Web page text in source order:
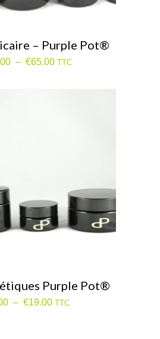
– Purple Pot®
– €65.00Plage
TTC
Purple Pot®
– €19.00Plage
TTC